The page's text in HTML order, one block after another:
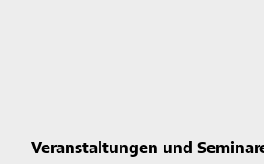
Veranstaltungen und